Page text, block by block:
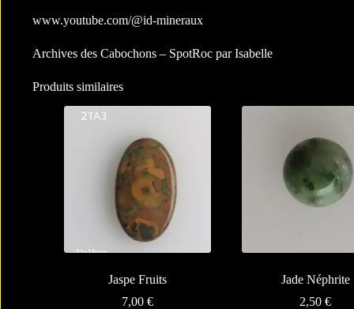
www.youtube.com/@id-mineraux
Archives des Cabochons – SpotRoc par Isabelle
Produits similaires
Jaspe Fruits
7,00€
Jade Néphrite
2,50€